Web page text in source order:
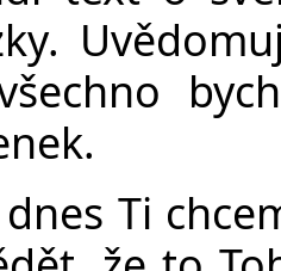
Ti